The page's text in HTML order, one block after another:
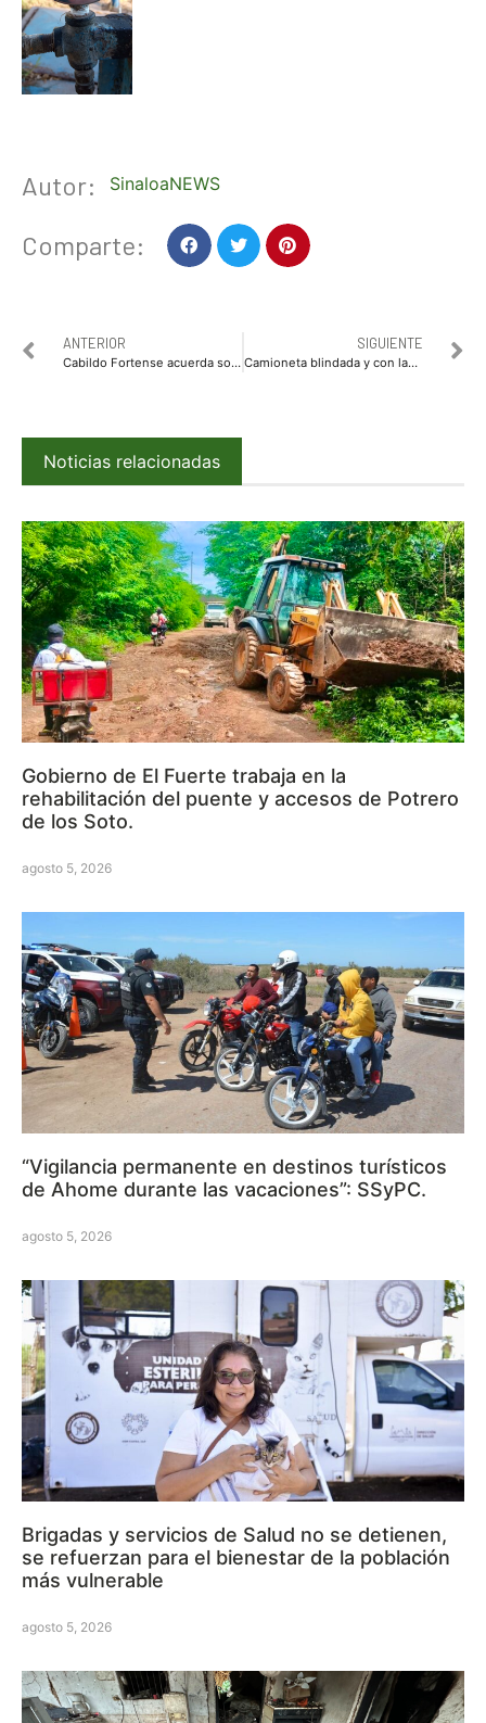
Autor: SinaloaNEWS
Comparte:
ANTERIOR
Cabildo Fortense acuerda solicitar Auditoría Especial de Emergencia a la ASE y a la Unidad Técnica de Evaluación del Congreso de Sinaloa
SIGUIENTE
Camioneta blindada y con lanza ‘poncha llantas’ es asegurada por Sedena y Policía Estatal
Noticias relacionadas
Gobierno de El Fuerte trabaja en la
rehabilitación del puente y accesos de Potrero
de los Soto.
agosto 5, 2026
“Vigilancia permanente en destinos turísticos
de Ahome durante las vacaciones”: SSyPC.
agosto 5, 2026
Brigadas y servicios de Salud no se detienen,
se refuerzan para el bienestar de la población
más vulnerable
agosto 5, 2026